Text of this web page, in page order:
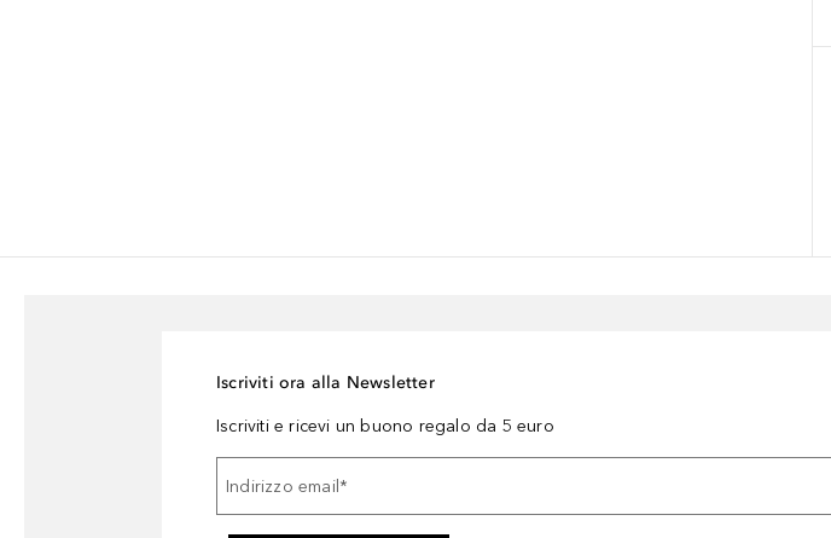
Iscriviti ora alla Newsletter
Iscriviti e ricevi un buono regalo da 5 euro
Indirizzo email *